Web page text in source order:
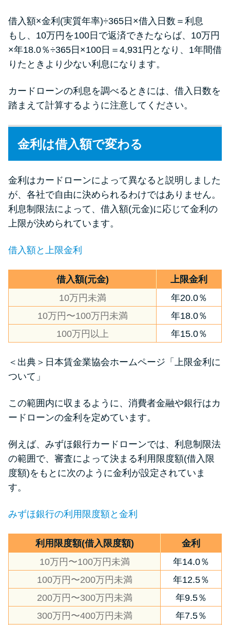
借入額×金利(実質年率)÷365日×借入日数＝利息
もし、10万円を100日で返済できたならば、10万円
×年18.0％÷365日×100日＝4,931円となり、1年間借
りたときより少ない利息になります。
カードローンの利息を調べるときには、借入日数を
踏まえて計算するように注意してください。
金利は借入額で変わる
金利はカードローンによって異なると説明しました
が、各社で自由に決められるわけではありません。
利息制限法によって、借入額(元金)に応じて金利の
上限が決められています。
借入額と上限金利
借入額(元金)
上限金利
10万円未満
年20.0％
10万円〜100万円未満
年18.0％
100万円以上
年15.0％
＜出典＞ 日本賃金業協会ホームページ「上限金利に
ついて」
この範囲内に収まるように、消費者金融や銀行はカ
ードローンの金利を定めています。
例えば、みずほ銀行カードローンでは、利息制限法
の範囲で、審査によって決まる利用限度額(借入限
度額)をもとに次のように金利が設定されていま
す。
みずほ銀行の利用限度額と金利
利用限度額(借入限度額)
金利
10万円〜100万円未満
年14.0％
100万円〜200万円未満
年12.5％
200万円〜300万円未満
年9.5％
300万円〜400万円未満
年7.5％